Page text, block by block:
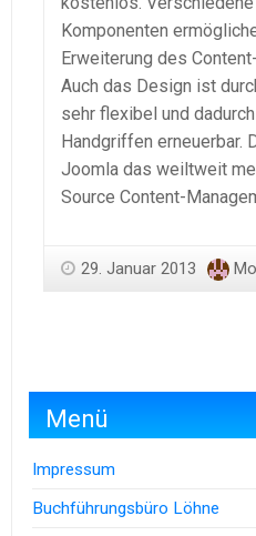
Komponenten
Erweiterung des
Auch das Design ist
sehr flexibel und
Handgriffen erneuerbar.
Joomla das weiltweit
Source Content-
29. Januar 2013
Menü
Impressum
Buchführungsbüro Löhne